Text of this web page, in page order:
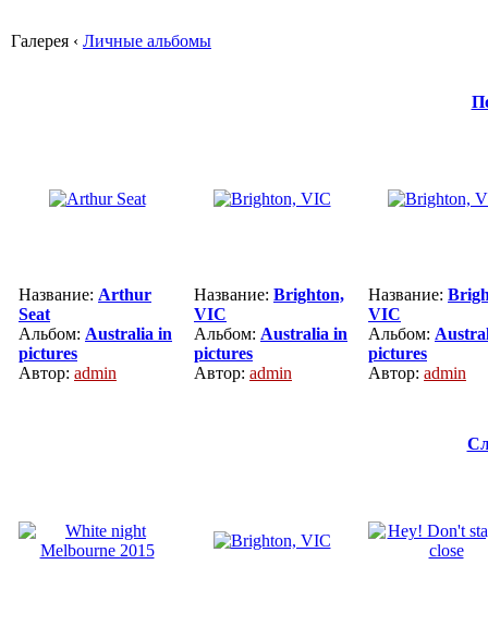
Галерея ‹ Личные альбомы
Название: Arthur
Seat
Альбом: Australia in
pictures
Автор: admin
Название: Brighton,
VIC
Альбом: Australia in
pictures
Автор: admin
Название:
VIC
Альбом:
pictures
Автор: admin